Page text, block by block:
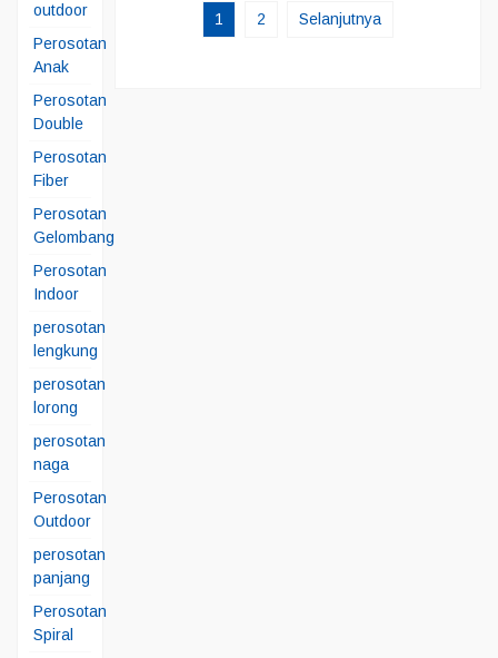
1 2 Selanjutnya
outdoor
Perosotan
Anak
Perosotan
Double
Perosotan
Fiber
Perosotan
Gelombang
Perosotan
Indoor
perosotan
lengkung
perosotan
lorong
perosotan
naga
Perosotan
Outdoor
perosotan
panjang
Perosotan
Spiral